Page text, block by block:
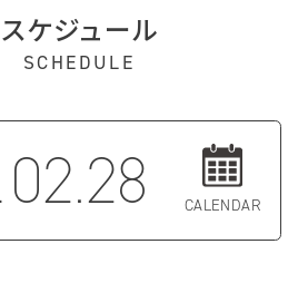
スケジュール
SCHEDULE
02.28 CALENDAR